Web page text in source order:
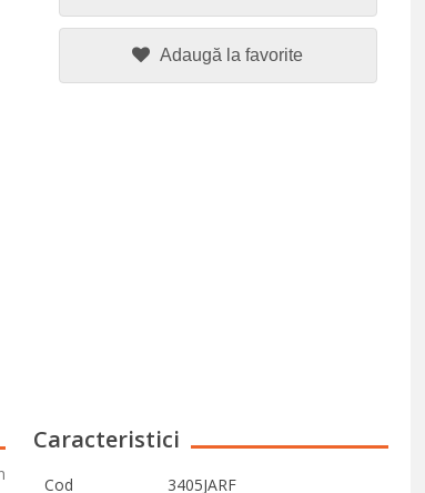
Adaugă la favorite
Caracteristici
Cod
3405JARF